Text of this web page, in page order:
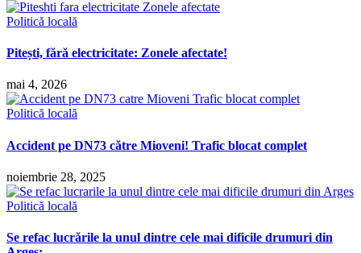
Politică locală
Pitești, fără electricitate: Zonele afectate!
mai 4, 2026
Politică locală
Accident pe DN73 către Mioveni! Trafic blocat complet
noiembrie 28, 2025
Politică locală
Se refac lucrările la unul dintre cele mai dificile drumuri din